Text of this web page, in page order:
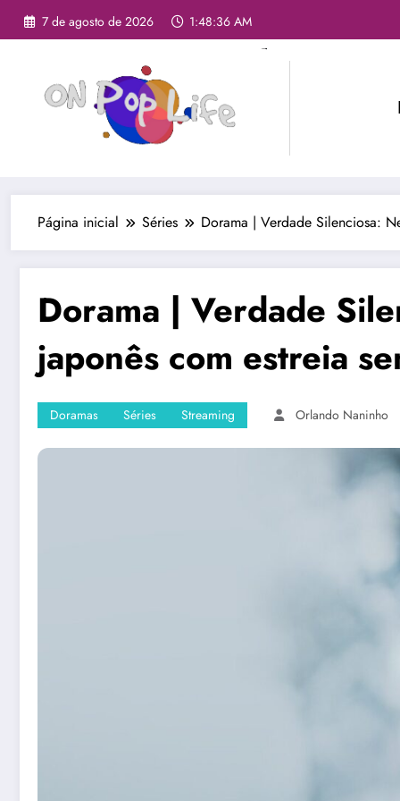
7 de agosto de 2026 1:48:37 AM
Página inicial Séries Dorama | Verdade Silenciosa:
Dorama | Verdade
japonês com estreia
Doramas Séries Streaming Orlando Naninho